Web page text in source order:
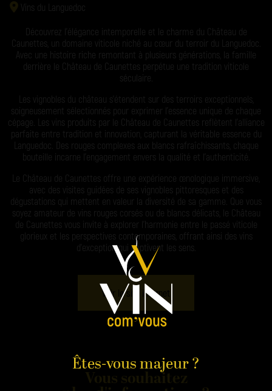
Êtes-vous majeur ?
Vins du Languedoc
Découvrez l’élégance intemporelle et le charme du Château de
Caunettes, un domaine viticole niché au cœur du terroir du Languedoc.
Avec une histoire riche remontant à plusieurs générations, la famille
derrière le Château de Caunettes perpétue une tradition viticole
séculaire.
Les vignobles du château s’étendent sur des terroirs exceptionnels,
soigneusement sélectionnés pour exprimer l’essence unique de chaque
cépage. Les vins produits par le Château de Caunettes reflètent l’alliance
parfaite entre tradition et innovation, capturant la véritable essence du
Languedoc. Des rouges complexes aux blancs rafraîchissants, chaque
bouteille incarne l’engagement envers la qualité et l’authenticité.
Le Château de Caunettes offre une expérience œnologique immersive,
avec des visites guidées de ses vignobles pittoresques et des
dégustations qui mettent en valeur la diversité de sa gamme. Que vous
soyez amateur de vins rouges corsés ou de blancs délicats, le Château
de Caunettes vous invite à explorer l’harmonie entre le passé viticole
glorieux et les perspectives contemporaines, offrant ainsi des vins
d’exception qui captivent les sens.
Voir le site internet
Vous souhaitez